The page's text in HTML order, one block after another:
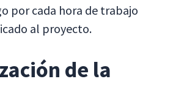
por cada hora de trabajo
al proyecto.
de la